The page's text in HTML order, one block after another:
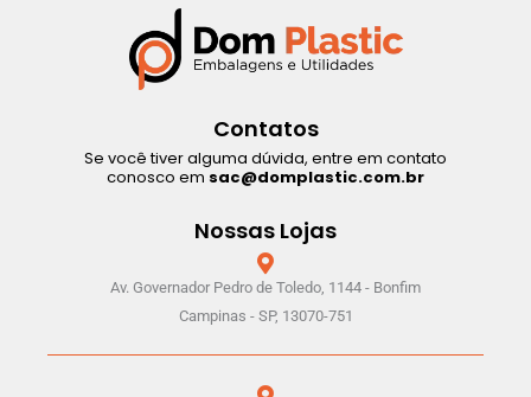
Contatos
Se você tiver alguma dúvida, entre em contato
conosco em sac@domplastic.com.br
Nossas Lojas
Av. Governador Pedro de Toledo, 1144 - Bonfim
Campinas - SP, 13070-751